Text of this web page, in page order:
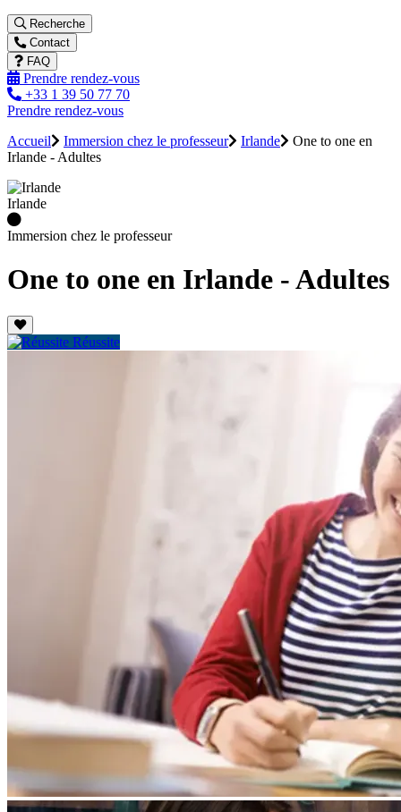
Recherche
Contact
FAQ
Prendre rendez-vous
+33 1 39 50 77 70
Prendre rendez-vous
Accueil
Immersion chez le professeur Irlande
One to one en
Irlande - Adultes
Irlande
Immersion chez le professeur
One to one en Irlande - Adultes
Réussite